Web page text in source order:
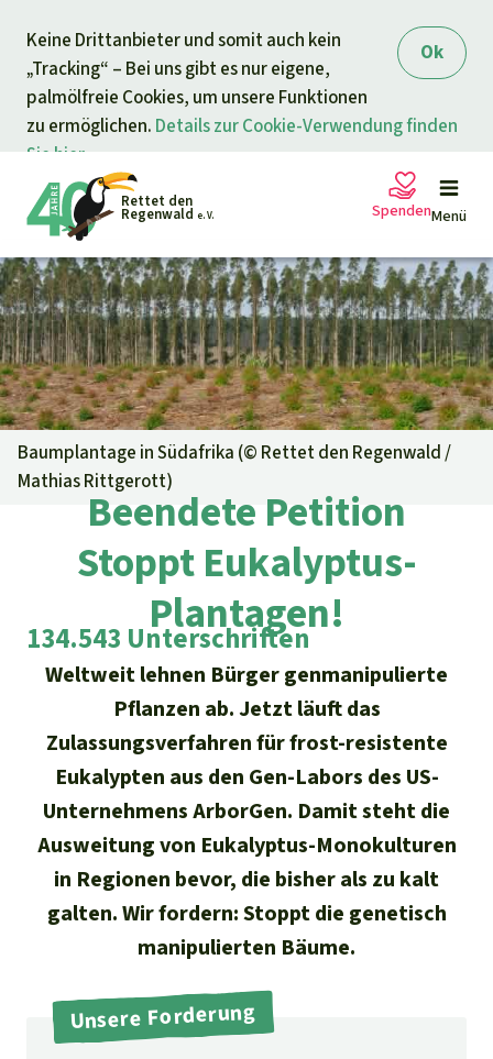
Ok
Keine Drittanbieter und somit auch kein
„Tracking“ – Bei uns gibt es nur eigene,
palmölfreie Cookies, um unsere Funktionen
zu ermöglichen. Details zur Cookie-Verwendung finden
Sie hier.
springen
Rettet den
Regenwald e. V. Menü
Petitionen
Projekte
Informieren
Aktuelles
Alle News
Kids
Newsletter­anmeldung
Unsere Themen
Der Regenwald
Klima
Biodiversität
Schutzgebiete
Palmöl
Biokraftstoff
Tropenholz
Aluminium
Regenwald Report
Aktuelle Ausgabe
01/2026
04/2025
03/2025
02/2025
01/2025
Ältere Ausgaben
Erfolge
Shop
Über uns
Über uns
Der Verein
40 Jahre Vereins­geschichte
Häufige Fragen
Jahresberichte
Stiftung
Presse
Presse-Echo
Widget einbinden
Banner einbinden
Freianzeigen
Suche
Deutsch
English
Español
Italiano
Spenden
Ihre Spende hilft
Allgemeine Spende
Dringender Spendenaufruf
Regenwald-Urkunden
Fragen & Antworten
Testament
Spendenkonto Rettet den
Regenwald e. V.
DE114306 0967 20250541 00
GENODEM1GLS
GLS Bank
IBAN kopieren
Spenden für ein Thema
Waldschutz
Spenden für eine Region
Südostasien
Baumplantage in Südafrika (© Rettet den Regenwald /
Mathias Rittgerott)
Beendete Petition
Stoppt Eukalyptus-
Plantagen!
134.543 Unterschriften
Weltweit lehnen Bürger genmanipulierte
Pflanzen ab. Jetzt läuft das
Zulassungsverfahren für frost-resistente
Eukalypten aus den Gen-Labors des US-
Unternehmens ArborGen. Damit steht die
Ausweitung von Eukalyptus-Monokulturen
in Regionen bevor, die bisher als zu kalt
galten. Wir fordern: Stoppt die genetisch
manipulierten Bäume.
Unsere Forderung